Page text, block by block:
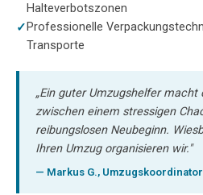
Halteverbotszonen
Professionelle
Transporte
„Ein guter Umzugshelfer macht
zwischen einem stressigen
reibungslosen Neubeginn.
Ihren Umzug organisieren wir."
— Markus G.,